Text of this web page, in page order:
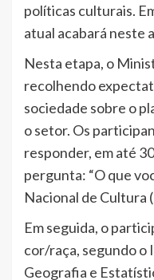
políticas culturais.
atual acabará neste
Nesta etapa, o
recolhendo
sociedade sobre o
o setor. Os
responder, em até
pergunta: “O que
Nacional de Cultura
Em seguida, o
cor/raça, segundo
Geografia e